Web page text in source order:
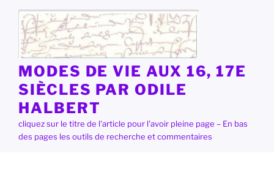
contenu
principal
MODES DE VIE AUX 16, 17E
SIÈCLES PAR ODILE
HALBERT
cliquez sur le titre de l'article pour l'avoir pleine page – En bas
des pages les outils de recherche et commentaires